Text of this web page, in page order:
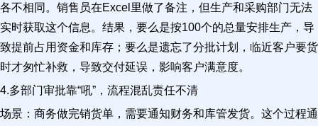
各不相同。销售员在Excel里做了备注，但生产和采购部门无法
实时获取这个信息。结果，要么是按100个的总量安排生产，导
致提前占用资金和库存；要么是遗忘了分批计划，临近客户要货
时才匆忙补救，导致交付延误，影响客户满意度。
4.多部门审批靠“吼”，流程混乱责任不清
场景：商务做完销货单，需要通知财务和库管发货。这个过程通